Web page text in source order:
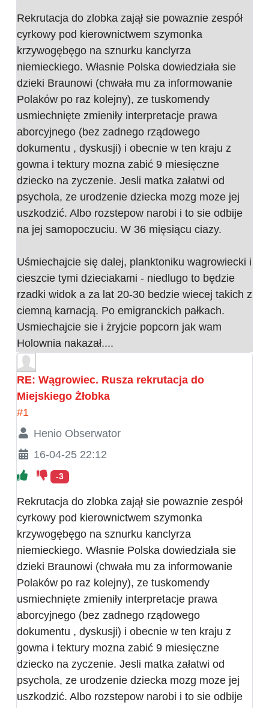
Rekrutacja do zlobka zajął sie powaznie zespół
cyrkowy pod kierownictwem szymonka
krzywogębęgo na sznurku kanclyrza
niemieckiego. Własnie Polska dowiedziała sie
dzieki Braunowi (chwała mu za informowanie
Polaków po raz kolejny), ze tuskomendy
usmiechnięte zmieniły interpretacje prawa
aborcyjnego (bez zadnego rządowego
dokumentu , dyskusji) i obecnie w ten kraju z
gowna i tektury mozna zabić 9 miesięczne
dziecko na zyczenie. Jesli matka załatwi od
psychola, ze urodzenie dziecka mozg moze jej
uszkodzić. Albo rozstepow narobi i to sie odbije
na jej samopoczuciu. W 36 mięsiącu ciazy.
Uśmiechajcie się dalej, planktoniku wagrowiecki i
cieszcie tymi dzieciakami - niedlugo to będzie
rzadki widok a za lat 20-30 bedzie wiecej takich z
ciemną karnacją. Po emigranckich pałkach.
Usmiechajcie sie i żryjcie popcorn jak wam
Holownia nakazał....
RE: Wągrowiec. Rusza rekrutacja do
Miejskiego Żłobka
#1
Henio Obserwator
16-04-25 22:12
-3
Rekrutacja do zlobka zajął sie powaznie zespół
cyrkowy pod kierownictwem szymonka
krzywogębęgo na sznurku kanclyrza
niemieckiego. Własnie Polska dowiedziała sie
dzieki Braunowi (chwała mu za informowanie
Polaków po raz kolejny), ze tuskomendy
usmiechnięte zmieniły interpretacje prawa
aborcyjnego (bez zadnego rządowego
dokumentu , dyskusji) i obecnie w ten kraju z
gowna i tektury mozna zabić 9 miesięczne
dziecko na zyczenie. Jesli matka załatwi od
psychola, ze urodzenie dziecka mozg moze jej
uszkodzić. Albo rozstepow narobi i to sie odbije